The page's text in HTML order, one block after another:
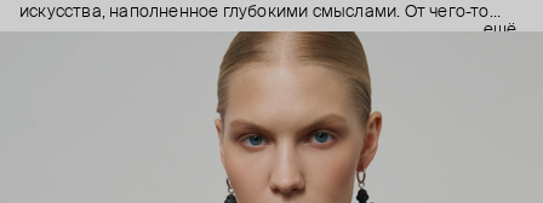
искусства, наполненное глубокими смыслами. От чего-то
очень личного – любви к своему телу – до масштабного –
открытости миру и другим культурам. Основательница
бренда Мария Калемагина не ограничивает себя в выборе
источников вдохновения. Линии женской фигуры,
магические символы и целые направления в искусстве – все
это находит отражение в коллекциях Maru Jewelry.
Украшения Maru Jewelry для тех, кто тоже считает, что арт-
объектам место не только в музеях.
ещё